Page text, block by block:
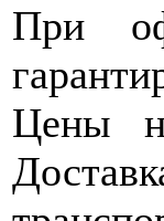
При
Цены